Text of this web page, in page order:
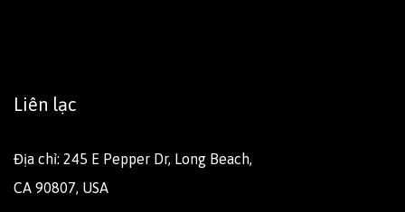
Liên lạc
Địa chỉ: 245 E Pepper Dr, Long Beach,
CA 90807, USA